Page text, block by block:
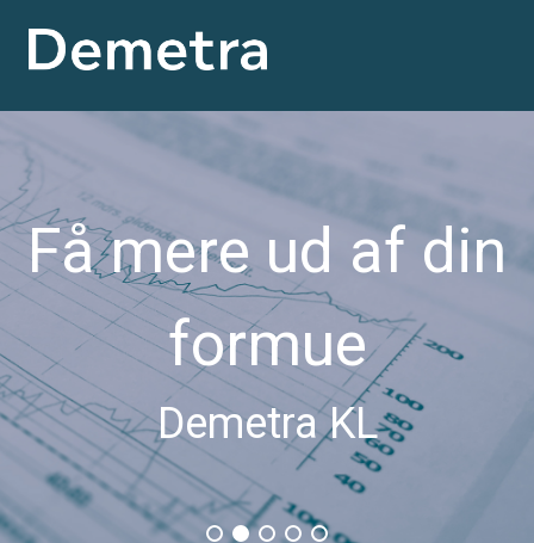
Få mere ud af din
formue
Demetra KL